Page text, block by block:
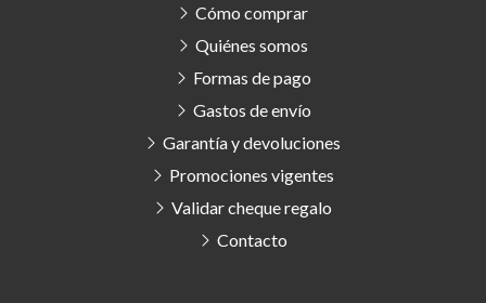
Cómo comprar
Quiénes somos
Formas de pago
Gastos de envío
Garantía y devoluciones
Promociones vigentes
Validar cheque regalo
Contacto